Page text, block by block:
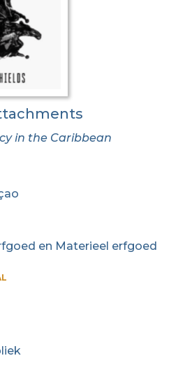
in the Caribbean
en Materieel erfgoed